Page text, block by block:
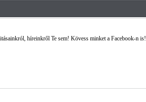
híreinkről Te sem! Kövess minket a Facebook-n is!